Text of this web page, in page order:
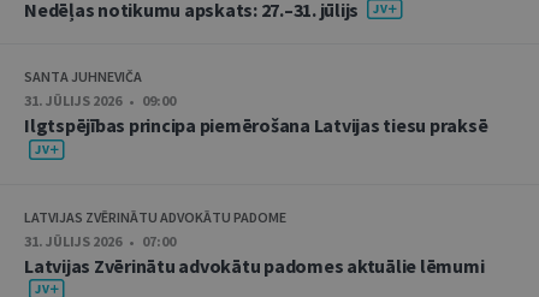
Nedēļas notikumu apskats: 27.–31. jūlijs
SANTA JUHNEVIČA
31. JŪLIJS 2026 • 09:00
Ilgtspējības principa piemērošana Latvijas tiesu praksē
LATVIJAS ZVĒRINĀTU ADVOKĀTU PADOME
31. JŪLIJS 2026 • 07:00
Latvijas Zvērinātu advokātu padomes aktuālie lēmumi